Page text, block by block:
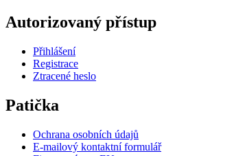
Autorizovaný přístup
Přihlášení
Registrace
Ztracené heslo
Patička
Ochrana osobních údajů
E-mailový kontaktní formulář